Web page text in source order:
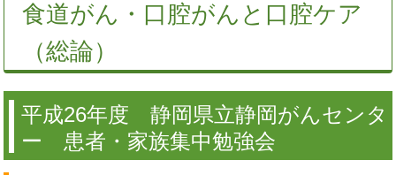
食道がん・口腔がんと口腔ケア
（総論）
平成26年度 静岡県立静岡がんセンタ
ー 患者・家族集中勉強会